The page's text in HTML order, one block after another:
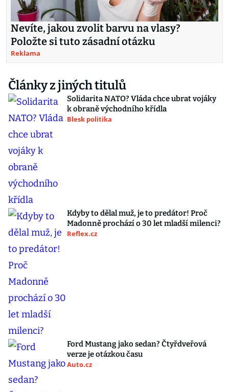
Nevíte, jakou zvolit barvu na vlasy?
Položte si tuto zásadní otázku
Reklama
Články z jiných titulů
Solidarita NATO? Vláda chce ubrat vojáky
k obraně východního křídla
Blesk politika
Kdyby to dělal muž, je to predátor! Proč
Madonně prochází o 30 let mladší milenci?
Reflex.cz
Ford Mustang jako sedan? Čtyřdveřová
verze je otázkou času
Auto.cz